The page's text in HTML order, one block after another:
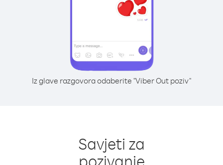
Iz glave razgovora odaberite "Viber Out poziv"
Savjeti za
pozivanje